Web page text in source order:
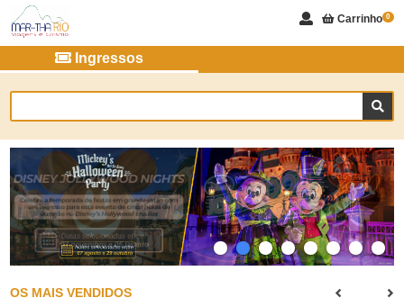
Carrinho 0
Ingressos
OS MAIS VENDIDOS